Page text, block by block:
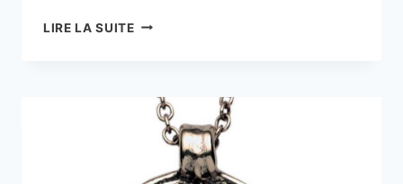
LIRE LA SUITECOUPLE
QUEL
CADEAU
PLAISIR